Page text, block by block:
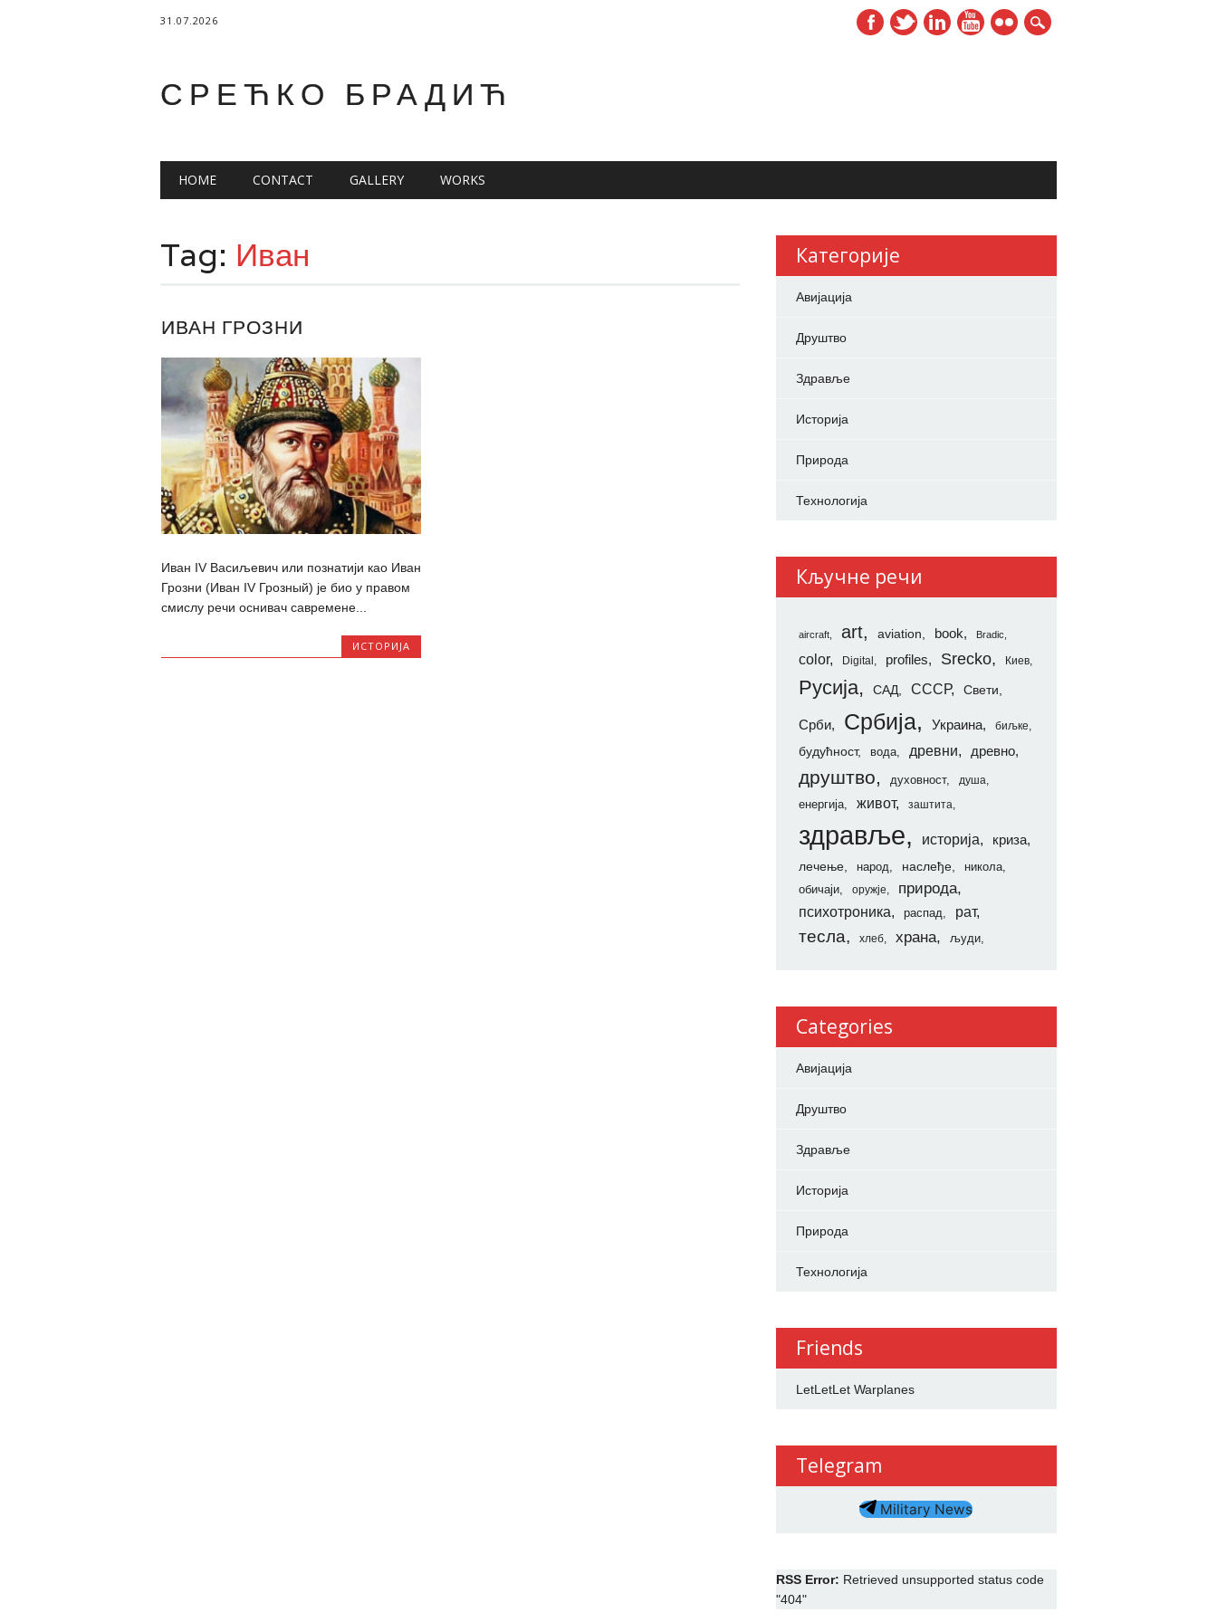
31.07.2026
СРЕЋКО БРАДИЋ
Main menu
HOME CONTACT GALLERY WORKS
Tag: Иван
ИВАН ГРОЗНИ
Иван IV Васиљевич или познатији као Иван
Грозни (Иван IV Грозный) је био у правом
смислу речи оснивач савремене...
ИСТОРИЈА
Категорије
Авијација
Друштво
Здравље
Историја
Природа
Технологија
Кључне речи
aircraft art aviation book Bradic
color Digital profiles Srecko Киев
Русија САД СССР Свети
Срби Србија Украина биљке
будућност вода древни древно
друштво духовност душа
енергија живот заштита
здравље историја
криза
лечење
народ наслеђе
никола
обичаји
оружје природа
психотроника распад рат
тесла хлеб храна људи
Categories
Авијација
Друштво
Здравље
Историја
Природа
Технологија
Friends
LetLetLet Warplanes
Telegram
Military News
RSS Error: Retrieved unsupported status code
"404"